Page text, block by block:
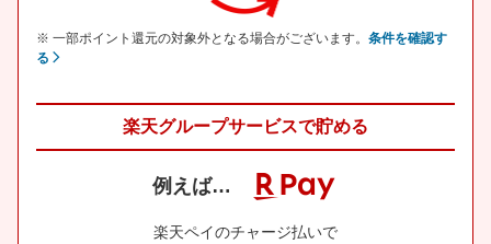
※ 一部ポイント還元の対象外となる場合がございます。 条件を確認す
る
楽天グループサービスで貯める
例えば…
楽天ペイのチャージ払いで